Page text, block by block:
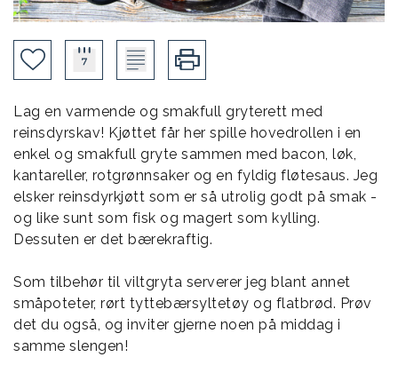
Lag en varmende og smakfull gryterett med
reinsdyrskav! Kjøttet får her spille hovedrollen i en
enkel og smakfull gryte sammen med bacon, løk,
kantareller, rotgrønnsaker og en fyldig fløtesaus. Jeg
elsker reinsdyrkjøtt som er så utrolig godt på smak -
og like sunt som fisk og magert som kylling.
Dessuten er det bærekraftig.
Som tilbehør til viltgryta serverer jeg blant annet
småpoteter, rørt tyttebærsyltetøy og flatbrød. Prøv
det du også, og inviter gjerne noen på middag i
samme slengen!